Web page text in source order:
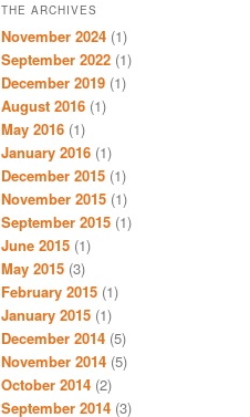
THE ARCHIVES
November 2024 (1)
September 2022 (1)
December 2019 (1)
August 2016 (1)
May 2016 (1)
January 2016 (1)
December 2015 (1)
November 2015 (1)
September 2015 (1)
June 2015 (1)
May 2015 (3)
February 2015 (1)
January 2015 (1)
December 2014 (5)
November 2014 (5)
October 2014 (2)
September 2014 (3)